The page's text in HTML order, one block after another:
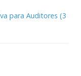
para Auditores (3